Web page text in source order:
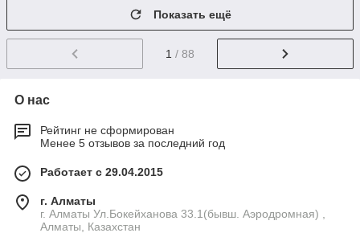
Показать ещё
1 / 88
О нас
Рейтинг не сформирован
Менее 5 отзывов за последний год
Работает с 29.04.2015
г. Алматы
г. Алматы Ул.Бокейханова 33.1(бывш. Аэродромная) ,
Алматы, Казахстан